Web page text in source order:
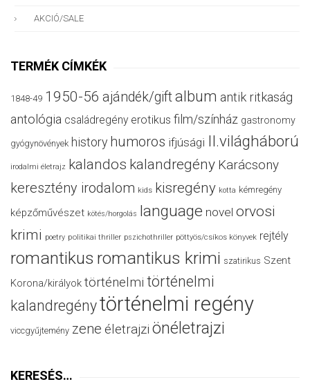
AKCIÓ/SALE
TERMÉK CÍMKÉK
1848-49 1950-56 ajándék/giftalbum antik ritkaság
antológia családregény erotikus film/színház gastronomy
gyógynövények history humoros ifjúsági II.világháború
irodalmi életrajz kalandos kalandregény Karácsony
keresztény irodalom kids kisregény kotta kémregény
képzőművészet kötés/horgolás language novel orvosi
krimi poetry politikai thriller pszichothriller pöttyös/csíkos könyvek rejtély
romantikus romantikus krimi szatirikus Szent
Korona/királyok történelmi történelmi
kalandregénytörténelmi regény
viccgyűjtemény zene életrajzi önéletrajzi
KERESÉS…